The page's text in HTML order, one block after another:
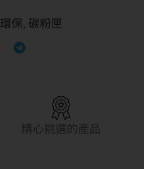
環保, 碳粉匣
精心挑選的產品